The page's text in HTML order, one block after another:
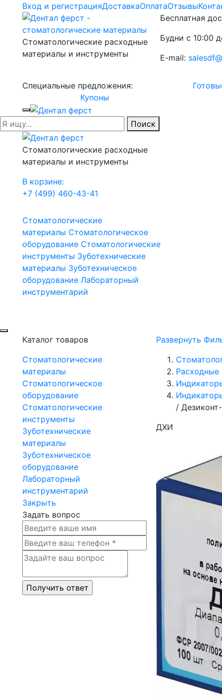
Вход и регистрацияДоставкаОплатаОтзывы
Стоматологические расходные
материалы и инструменты
Бесплатная
Будни с 10:00
E-mail:
Специальные предложения:
Купоны
Поиск
Стоматологические расходные
материалы и инструменты
В корзине:
+7 (499) 460-43-41
Стоматологические
материалы Стоматологическое
оборудование Стоматологические
инструменты Зуботехнические
материалы Зуботехническое
оборудование Лабораторный
инструментарий
Каталог товаров
Стоматологические
материалы
Стоматологическое
оборудование
Стоматологические
инструменты
Зуботехнические
материалы
Зуботехническое
оборудование
Лабораторный
инструментарий
Закрыть
Задать вопрос
Развернуть
Расходные
/
ДХИ